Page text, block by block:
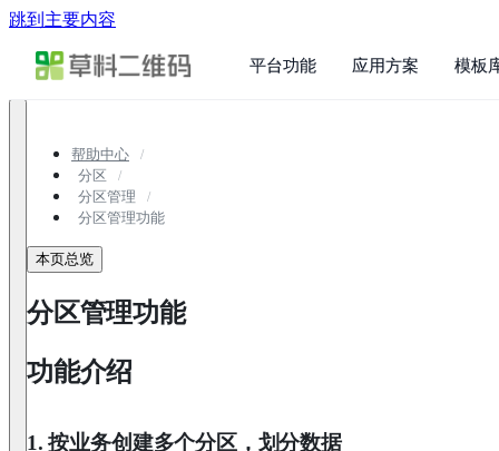
跳到主要内容
平台功能 应用方案 模板
帮助中心
分区
分区管理
分区管理功能
本页总览
分区管理功能
功能介绍
1. 按业务创建多个分区，划分数据